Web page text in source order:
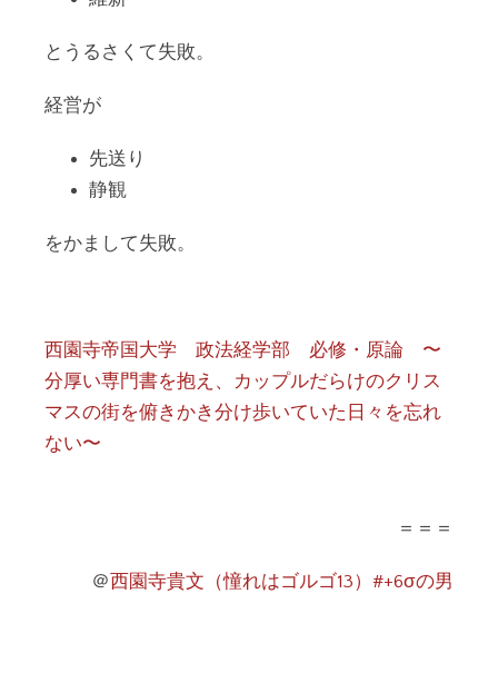
とうるさくて失敗。
経営が
先送り
静観
をかまして失敗。
西園寺帝国大学 政法経学部 必修・原論 〜
分厚い専門書を抱え、カップルだらけのクリス
マスの街を俯きかき分け歩いていた日々を忘れ
ない〜
＝＝＝
＠西園寺貴文（憧れはゴルゴ13）#+6σの男